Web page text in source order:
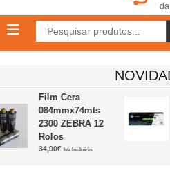
Film Cera
084mmx74mts
2300 ZEBRA 12
Rolos
34,00€ Iva Incluido